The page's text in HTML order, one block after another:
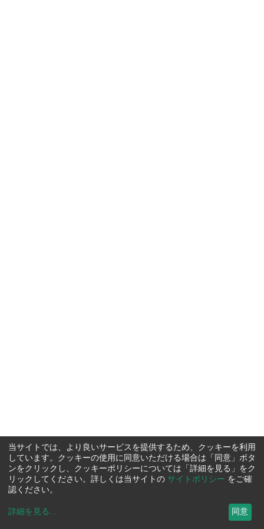
当サイトでは、より良いサービスを提供するため、クッキーを利用
しています。クッキーの使用に同意いただける場合は「同意」ボタ
ンをクリックし、クッキーポリシーについては「詳細を見る」をク
リックしてください。詳しくは当サイトの サイトポリシー をご確
認ください。
詳細を見る ... 同意